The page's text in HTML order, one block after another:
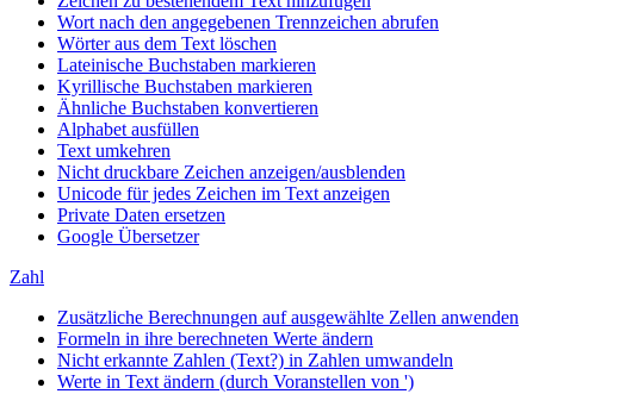
Wort nach den angegebenen Trennzeichen abrufen
Wörter aus dem Text löschen
Lateinische Buchstaben markieren
Kyrillische Buchstaben markieren
Ähnliche Buchstaben konvertieren
Alphabet ausfüllen
Text umkehren
Nicht druckbare Zeichen anzeigen/ausblenden
Unicode für jedes Zeichen im Text anzeigen
Private Daten ersetzen
Google Übersetzer
Zahl
Zusätzliche Berechnungen auf ausgewählte Zellen anwenden
Formeln in ihre berechneten Werte ändern
Nicht erkannte Zahlen (Text?) in Zahlen umwandeln
Werte in Text ändern (durch Voranstellen von ')